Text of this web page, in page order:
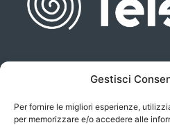
Gestisci
Per fornire le migliori esperienze,
per memorizzare e/o accedere alle
Piazza san Giovanni, 6
P.Iva 00566630323